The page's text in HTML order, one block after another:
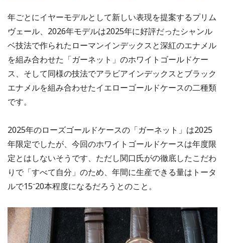
年ごとにイヤーモデルとして新しい表現を提案するプリム
ヴェール、2026年モデルは2025年に好評だったシャンル
ベ技法で作られたローマンインデックスと深紅のエナメル
を組み合わせた「ガーネット」のホワイトゴールドケー
ス、そして同様の技法でアラビアインデックスとブラック
エナメルを組み合わせたイエローゴールドケースの二種類
です。
2025年のローズゴールドケースの「ガーネット」は2025
年限定でしたが、今回のホワイトゴールドケースは年度限
定とはしないそうです、ただし関口氏がの徹底したこだわ
りで「すべて自分」のため、年間に生産できる量はトータ
ルで15⁻20本程度になるだろうとのこと。